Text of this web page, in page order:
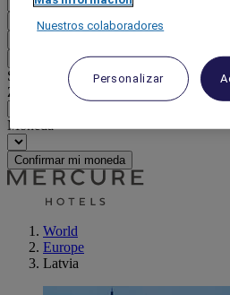
Confirmar mi país e idioma
Seleccione su moneda a continuación
Zona geográfica
Moneda
Confirmar mi moneda
World
Europe
Latvia
Nuestros colaboradores
Personalizar